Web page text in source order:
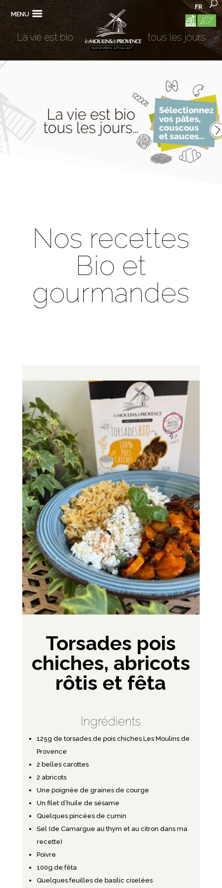
MENU
FR
La vie est bio tous les jours
Nos recettes
Bio et
gourmandes
Torsades pois
chiches, abricots
rôtis et fêta
Ingrédients
125g de torsades de pois chichesLes Moulins de
Provence
2 belles carottes
2 abricots
Une poignée de graines de courge
Un filet d’huile de sésame
Quelques pincées de cumin
Sel (de Camargue au thym et au citron dans ma
recette)
Poivre
100g de fêta
Quelques feuilles de basilic ciselées